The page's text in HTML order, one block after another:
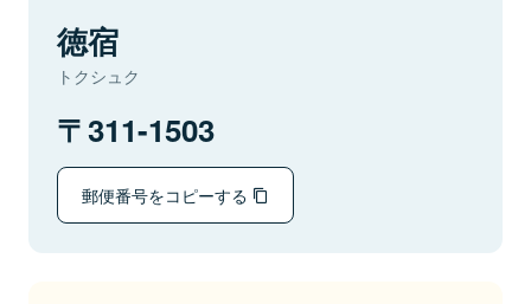
徳宿
トクシュク
311-1503
郵便番号をコピーする